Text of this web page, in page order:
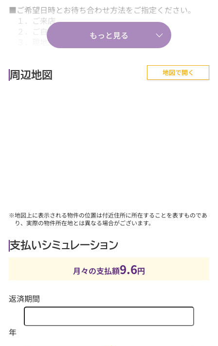
■ご希望日時とお待ち合わせ方法をご指定ください。
１．ご来店
２．ご自宅送迎
３．現地・最寄駅等でのお待ち合わせ。
■『失敗しない住まい選びのポイント！』、『購入の流
周辺地図 地図で開く
※地図上に表示される物件の位置は付近住所に所在することを表すものであ
り、実際の物件所在地とは異なる場合がございます。
支払いシミュレーション
月々の支払額9.6円
返済期間
年